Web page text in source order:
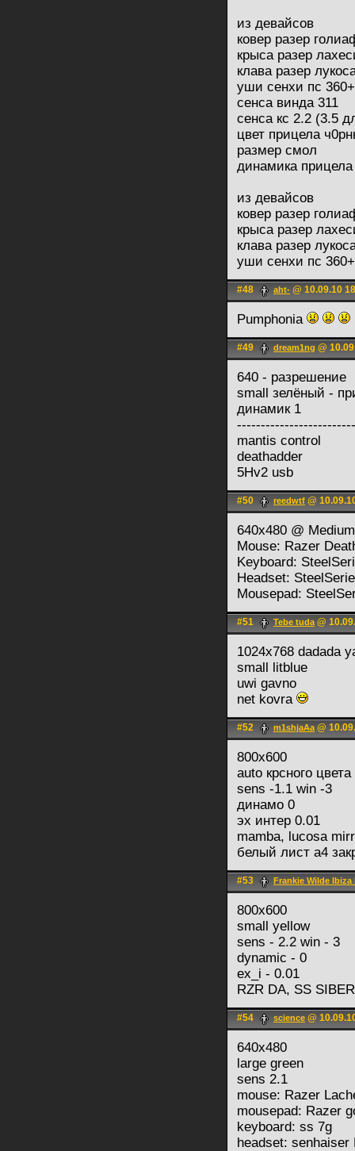
из девайсов
ковер разер
крыса разер
клава разер
уши сенхи пс
сенса винда 311
сенса кс 2.2 (3.5
цвет прицела
размер смол
динамика
из девайсов
ковер разер
крыса разер
клава разер
уши сенхи пс
#48 aht- @ 10.09.10
Pumphonia
#49 dream1ng @
640 - разрешение
small зелёный -
динамик 1
mantis control
deathadder
5Hv2 usb
#50 reedwtf @
640x480 @ Medium
Mouse: Razer
Keyboard:
Headset:
Mousepad:
#51 Tebe tuda@
1024x768 dadada
small litblue
uwi gavno
net kovra
#52 m1shjaAa@
800х600
auto крсного цвета
sens -1.1 win -3
динамо 0
эх интер 0.01
mamba, lucosa
белый лист а4
#53 Frankie Wilde Ibiza
800x600
small yellow
sens - 2.2 win - 3
dynamic - 0
ex_i - 0.01
RZR DA, SS
#54 science @
640x480
large green
sens 2.1
mouse: Razer
mousepad: Razer
keyboard: ss 7g
headset: senhaiser